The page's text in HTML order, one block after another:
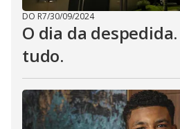
DO R7/30/09/2024
O dia da
tudo.